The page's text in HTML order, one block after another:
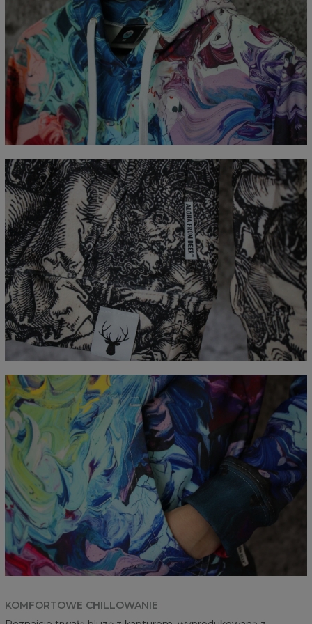
Mierzone na płasko
CM
XS S M L XXL XXXL
A - Długość całkowita
65 67 69 71 73 75
77
B - Sz. klatki piersiowej
48 51 54 57 60 63
66
C - Długość rękawów
61 62 63 64 65 66 67
KOMFORTOWE CHILLOWANIE